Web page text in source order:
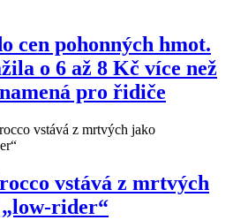
cen pohonných hmot.
o 6 až 8 Kč více než
pro řidiče
vstává z mrtvých
rider“